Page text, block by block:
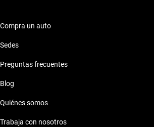
Compra un auto
Sedes
Preguntas frecuentes
Blog
Quiénes somos
Trabaja con nosotros